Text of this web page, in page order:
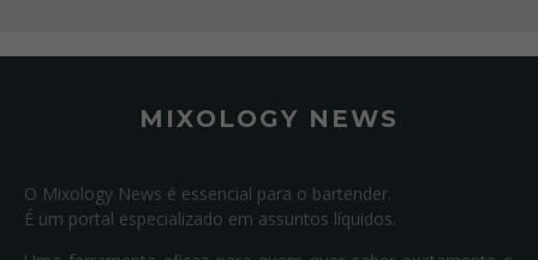
MIXOLOGY NEWS
O Mixology News é essencial para o bartender.
É um portal especializado em assuntos líquidos.